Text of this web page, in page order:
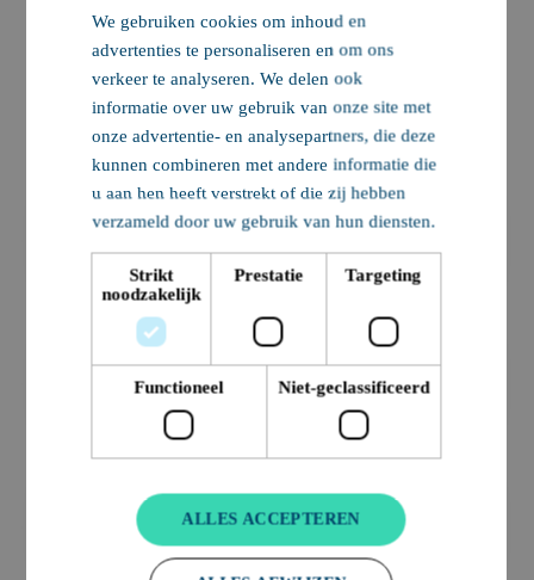
Werken bij Nobleo
Teamleider GWW
& Verkeer
Professional
Teamleider
Constructies
Ontwerpmanager
Professional
We gebruiken cookies om inhoud en
advertenties te personaliseren en om ons
verkeer te analyseren. We delen ook
informatie over uw gebruik van onze site met
onze advertentie- en analysepartners, die deze
kunnen combineren met andere informatie die
u aan hen heeft verstrekt of die zij hebben
verzameld door uw gebruik van hun diensten.
Strikt
noodzakelijk
Prestatie Targeting
Functioneel Niet-geclassificeerd
ALLES ACCEPTEREN